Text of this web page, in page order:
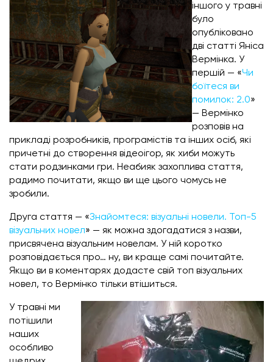
іншого у травні
було
опубліковано
дві статті Яніса
Вермінка. У
першій — «Чи
боїтеся ви
помилок: 2.0»
— Вермінко
розповів на
прикладі розробників, програмістів та інших осіб, які
причетні до створення відеоігор, як хиби можуть
стати родзинками гри. Неабияк захоплива стаття,
радимо почитати, якщо ви ще цього чомусь не
зробили.
Друга стаття — «Знайомтеся: візуальні новели. Топ-5
візуальних новел» — як можна здогадатися з назви,
присвячена візуальним новелам. У ній коротко
розповідається про… ну, ви краще самі почитайте.
Якщо ви в коментарях додасте свій топ візуальних
новел, то Вермінко тільки втішиться.
У травні ми
потішили
наших
особливо